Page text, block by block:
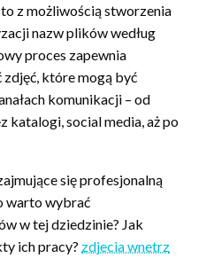
z możliwością stworzenia
nazw plików według
proces zapewnia
zdjęć, które mogą być
komunikacji – od
katalogi, social media, aż po
się profesjonalną
warto wybrać
w tej dziedzinie? Jak
ich pracy? zdjecia wnetrz